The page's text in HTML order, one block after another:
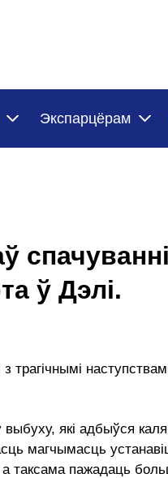
Экспарцёрам
ў Дэлі.
трагічнымі
які адбыўся
магчымасць
таксама пажадаць